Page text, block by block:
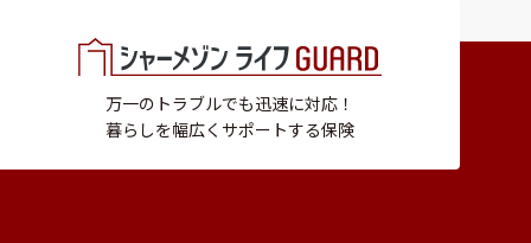
万一のトラブルでも迅速に対応！
暮らしを幅広くサポートする保険